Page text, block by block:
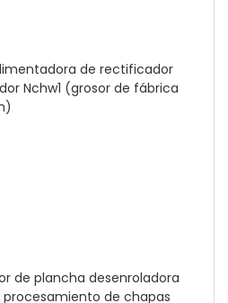
de rectificador
Nchw1 (grosor de fábrica
de plancha desenroladora
procesamiento de chapas